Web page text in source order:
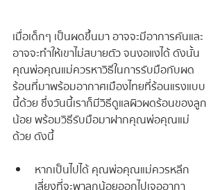
เมื่อเด็กๆ เป็นผดขึ้นมา อาจจะมีอาการคันและ
อาจจะทำให้เขาไม่สบายตัว จนงอแงได้ ดังนั้น
คุณพ่อคุณแม่ควรหาวิธีในการรับมือกับผด
ร้อนที่มาพร้อมอากาศเมืองไทยที่ร้อนแรงแบบ
นี้ด้วย ซึ่งวันนี้เราก็มีวิธีดูแลผิวผดร้อนของลูก
น้อย พร้อมวิธีรับมือมาฝากคุณพ่อคุณแม่
ด้วย ดังนี้
หากเป็นไปได้ คุณพ่อคุณแม่ควรหลีก
เลี่ยงที่จะพาลูกน้อยออกไปเจออากา